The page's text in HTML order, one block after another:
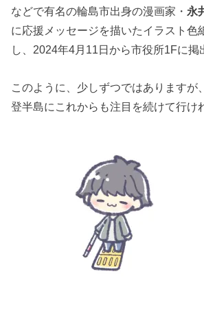
などで有名の輪島市出身の漫画家・ 永
に応援メッセージを描いたイラスト色
し、2024年4月11日から市役所1Fに掲
このように、少しずつではありますが
登半島にこれからも注目を続けて行け